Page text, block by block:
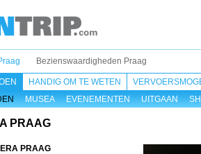
Bezienswaardigheden Praag
MUSEA EVENEMENTEN UITGAAN
HANDIG OM TE WETEN
PRAAG
PRAAG